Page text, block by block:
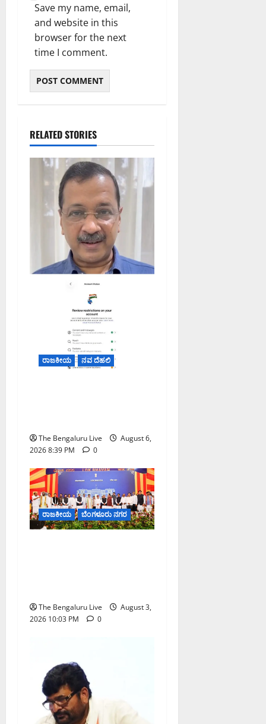
Save my name, email,
and website in this
browser for the next
time I comment.
RELATED STORIES
ರಾಜಕೀಯ ನವ ದೆಹಲಿ
The Bengaluru Live
August 6,
2026 8:39 PM
0
ರಾಜಕೀಯ ಬೆಂಗಳೂರು ನಗರ
The Bengaluru Live
August 3,
2026 10:03 PM
0